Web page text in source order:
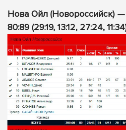
Нова Ойл (Новороссийск)
80:89 (29:19, 13:12, 27:24,